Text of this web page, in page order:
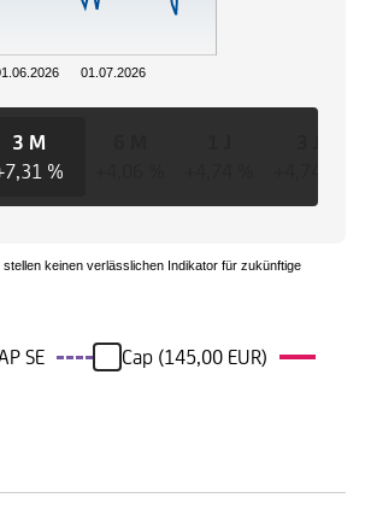
01.07.2026
3 M
%
keinen verlässlichen Indikator für zukünftige
SE Cap (145,00 EUR)